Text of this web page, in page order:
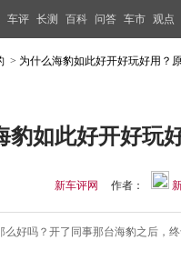
车评 长测 百科 问答 车市 观点
> 为什么海豹如此好开好玩好用？
豹如此好开好玩
新车评网 作者：
么好吗？开了同事那台海豹之后，